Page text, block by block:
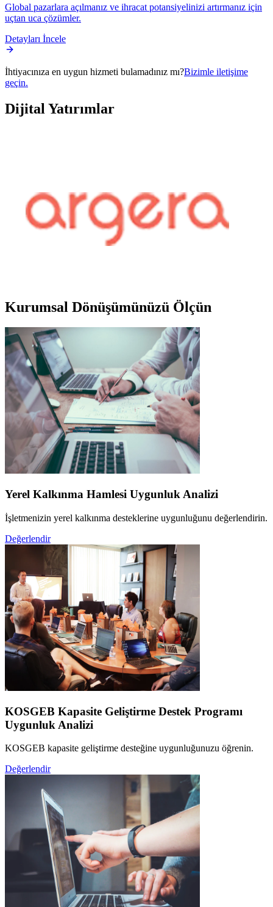
Global pazarlara açılmanız ve ihracat potansiyelinizi artırmanız için
uçtan uca çözümler.
Detayları İncele
İhtiyacınıza en uygun hizmeti bulamadınız mı?Bizimle iletişime
geçin.
Dijital Yatırımlar
Kurumsal Dönüşümünüzü Ölçün
Yerel Kalkınma Hamlesi Uygunluk Analizi
İşletmenizin yerel kalkınma desteklerine uygunluğunu değerlendirin.
Değerlendir
KOSGEB Kapasite Geliştirme Destek Programı
Uygunluk Analizi
KOSGEB kapasite geliştirme desteğine uygunluğunuzu öğrenin.
Değerlendir